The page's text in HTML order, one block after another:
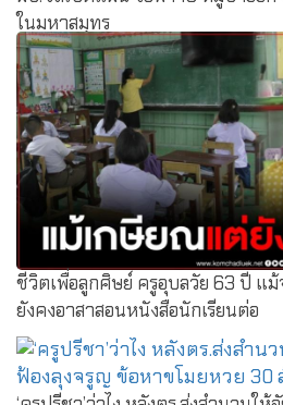
ในมหาสมุทร
ชีวิตเพื่อลูกศิษย์ ครูอุบลวัย 63 ปี แ
ยังคงอาสาสอนหนังสือนักเรียนต่อ